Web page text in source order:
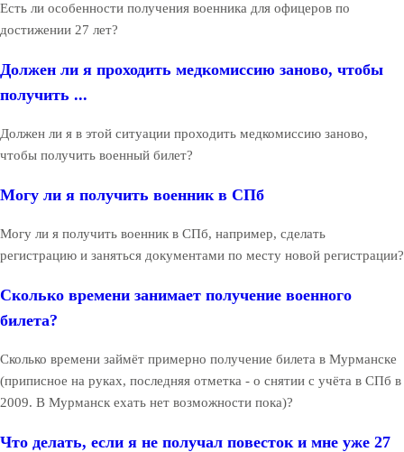
Есть ли особенности получения военника для офицеров по
достижении 27 лет?
Должен ли я проходить медкомиссию заново, чтобы
получить ...
Должен ли я в этой ситуации проходить медкомиссию заново,
чтобы получить военный билет?
Могу ли я получить военник в СПб
Могу ли я получить военник в СПб, например, сделать
регистрацию и заняться документами по месту новой регистрации?
Сколько времени занимает получение военного
билета?
Сколько времени займёт примерно получение билета в Мурманске
(приписное на руках, последняя отметка - о снятии с учёта в СПб в
2009. В Мурманск ехать нет возможности пока)?
Что делать, если я не получал повесток и мне уже 27